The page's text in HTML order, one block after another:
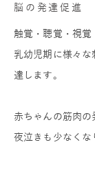
脳の発達促進
触覚・聴覚・視
乳幼児期に様々
達します。
赤ちゃんの筋肉
夜泣きも少なく